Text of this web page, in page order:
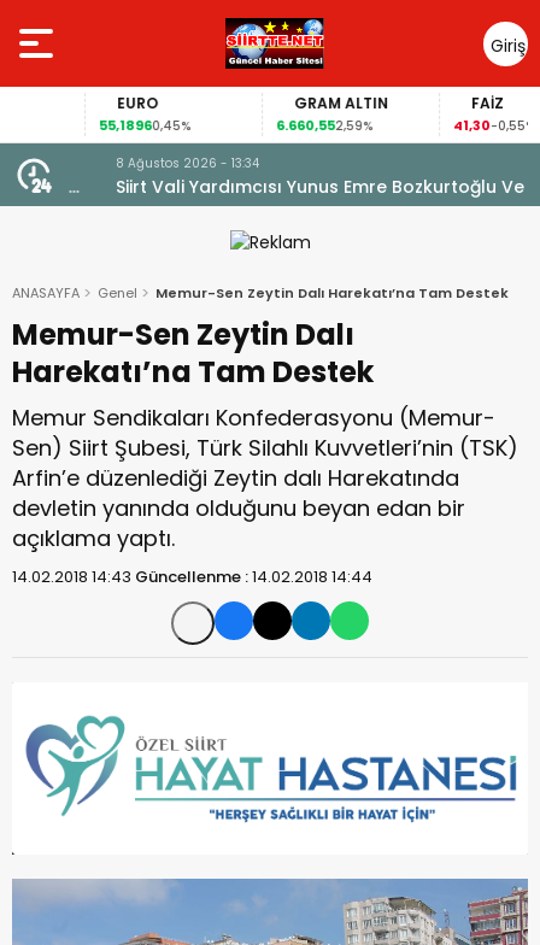
Giriş
Yap
EURO
55,1896 0,45%
GRAM ALTIN
6.660,552,59%
FAİZ
-0,55%
8 Ağustos 2026 - 13:34
Siirt Vali Yardımcısı Yunus Emre Bozkurtoğlu Ve Esra
Cintosun Dünya Evine Girdi
ANASAYFA Genel Memur-Sen Zeytin Dalı Harekatı’na Tam Destek
Memur-Sen Zeytin Dalı
Harekatı’na Tam Destek
Memur Sendikaları Konfederasyonu (Memur-
Sen) Siirt Şubesi, Türk Silahlı Kuvvetleri’nin (TSK)
Arfin’e düzenlediği Zeytin dalı Harekatında
devletin yanında olduğunu beyan edan bir
açıklama yaptı.
14.02.2018 14:43 Güncellenme :14.02.2018 14:44